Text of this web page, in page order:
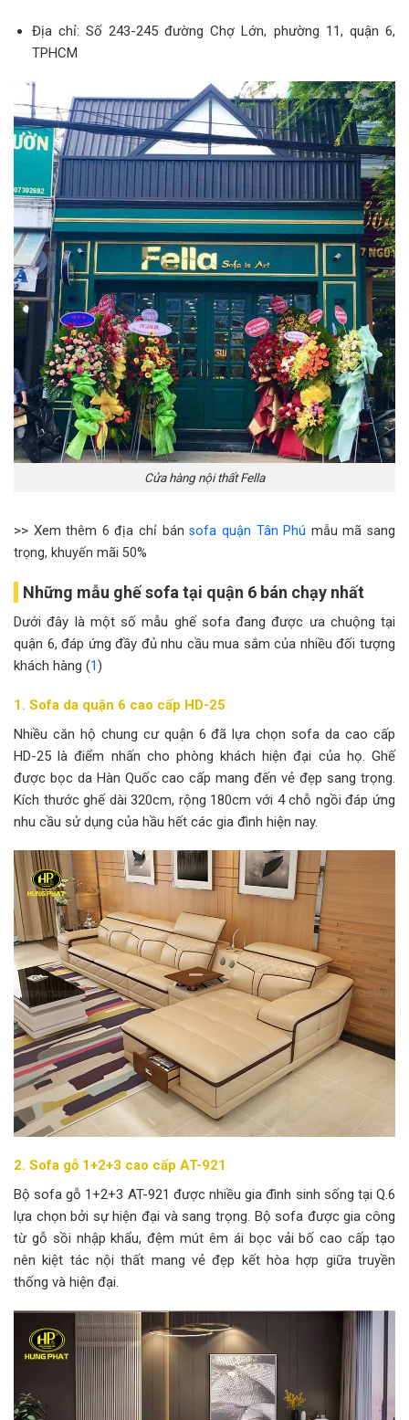
Địa chỉ: Số 243-245 đường Chợ Lớn, phường 11, quận 6,
TPHCM
Cửa hàng nội thất Fella
>> Xem thêm 6 địa chỉ bánsofa quận Tân Phú mẫu mã sang
trọng, khuyến mãi 50%
Những mẫu ghế sofa tại quận 6 bán chạy nhất
Dưới đây là một số mẫu ghế sofa đang được ưa chuộng tại
quận 6, đáp ứng đầy đủ nhu cầu mua sắm của nhiều đối tượng
khách hàng (1)
1. Sofa da quận 6 cao cấp HD-25
Nhiều căn hộ chung cư quận 6 đã lựa chọn sofa da cao cấp
HD-25 là điểm nhấn cho phòng khách hiện đại của họ. Ghế
được bọc da Hàn Quốc cao cấp mang đến vẻ đẹp sang trọng.
Kích thước ghế dài 320cm, rộng 180cm với 4 chỗ ngồi đáp ứng
nhu cầu sử dụng của hầu hết các gia đình hiện nay.
2. Sofa gỗ 1+2+3 cao cấp AT-921
Bộ sofa gỗ 1+2+3 AT-921 được nhiều gia đình sinh sống tại Q.6
lựa chọn bởi sự hiện đại và sang trọng. Bộ sofa được gia công
từ gỗ sồi nhập khẩu, đệm mút êm ái bọc vải bố cao cấp tạo
nên kiệt tác nội thất mang vẻ đẹp kết hòa hợp giữa truyền
thống và hiện đại.